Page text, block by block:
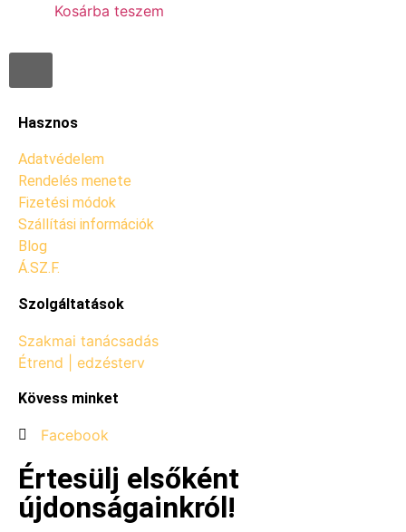
Kosárba teszem
Hasznos
Adatvédelem
Rendelés menete
Fizetési módok
Szállítási információk
Blog
Á.SZ.F.
Szolgáltatások
Szakmai tanácsadás
Étrend | edzésterv
Kövess minket
Facebook
Értesülj elsőként
újdonságainkról!